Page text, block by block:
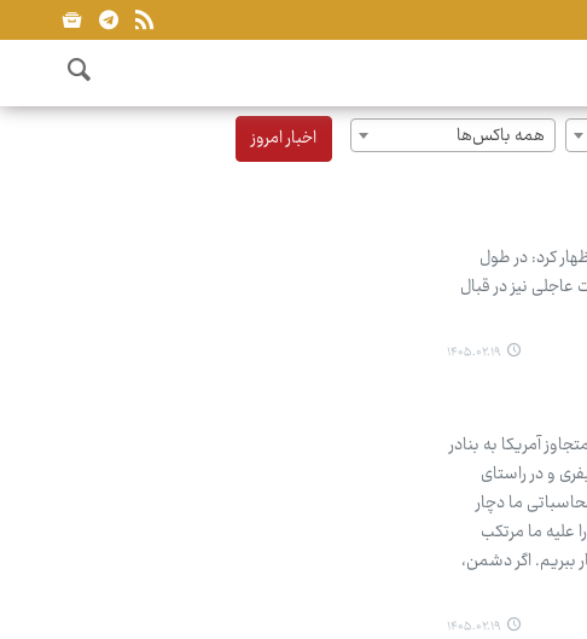
همه باکس‌ها اخبار امروز
کرد: در طول
نیز در قبال
۱۴۰۵.۰۲.۱۹
آمریکا به بنادر
و در راستای
ما دچار
علیه ما مرتکب
ببریم. اگر دشمن،
۱۴۰۵.۰۲.۱۹